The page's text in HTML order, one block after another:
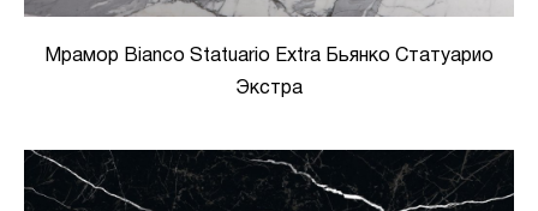
Мрамор Bianco Statuario Extra Бьянко Статуарио
Экстра